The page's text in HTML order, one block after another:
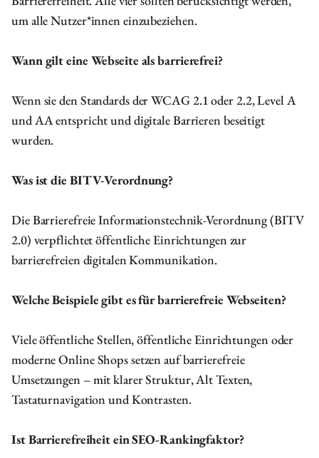
um alle Nutzer*innen einzubeziehen.
Wann gilt eine Webseite als barrierefrei?
Wenn sie den Standards der WCAG 2.1 oder 2.2, Level A
und AA entspricht und digitale Barrieren beseitigt
wurden.
Was ist die BITV-Verordnung?
Die Barrierefreie Informationstechnik-Verordnung (BITV
2.0) verpflichtet öffentliche Einrichtungen zur
barrierefreien digitalen Kommunikation.
Welche Beispiele gibt es für barrierefreie Webseiten?
Viele öffentliche Stellen, öffentliche Einrichtungen oder
moderne Online Shops setzen auf barrierefreie
Umsetzungen – mit klarer Struktur, Alt Texten,
Tastaturnavigation und Kontrasten.
Ist Barrierefreiheit ein SEO-Rankingfaktor?